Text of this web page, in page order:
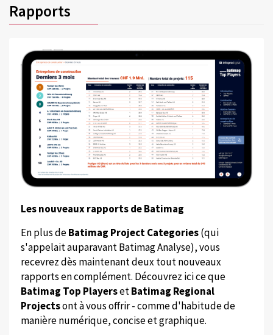
Rapports
Les nouveaux rapports de Batimag
En plus deBatimag Project Categories(qui
s'appelait auparavant Batimag Analyse), vous
recevrez dès maintenant deux tout nouveaux
rapports en complément. Découvrez ici ce que
Batimag Top PlayersetBatimag Regional
Projectsont à vous offrir - comme d'habitude de
manière numérique, concise et graphique.